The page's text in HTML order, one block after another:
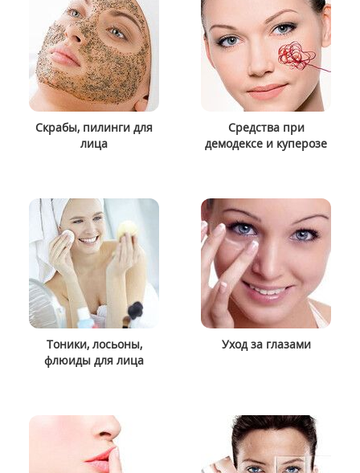
Скрабы, пилинги для
лица
Средства при
демодексе и куперозе
Тоники, лосьоны,
флюиды для лица
Уход за глазами